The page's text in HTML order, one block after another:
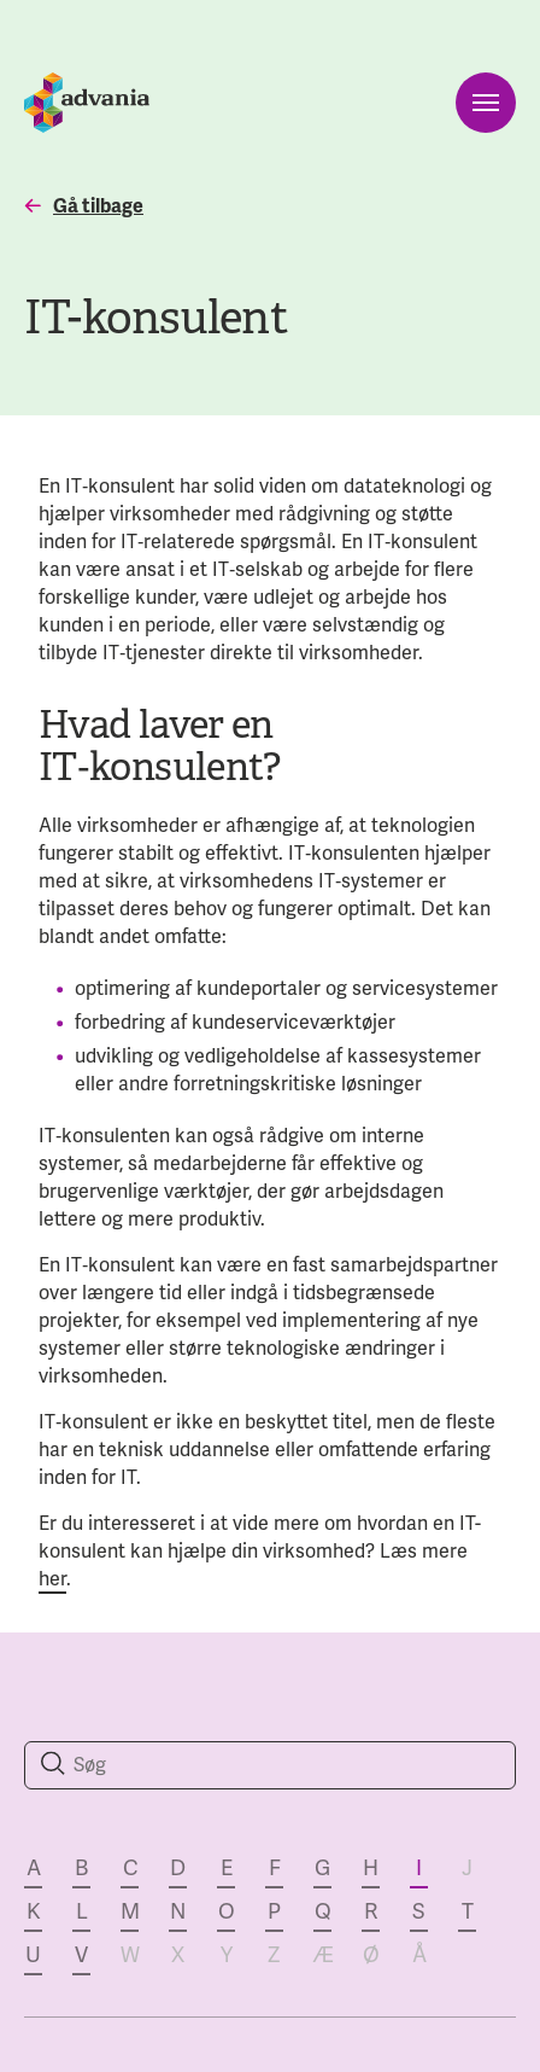
Gå tilbage
IT-konsulent
En IT‑konsulent har solid viden om datateknologi og
hjælper virksomheder med rådgivning og støtte
inden for IT‑relaterede spørgsmål. En IT‑konsulent
kan være ansat i et IT‑selskab og arbejde for flere
forskellige kunder, være udlejet og arbejde hos
kunden i en periode, eller være selvstændig og
tilbyde IT‑tjenester direkte til virksomheder.
Hvad laver en
IT‑konsulent?
Alle virksomheder er afhængige af, at teknologien
fungerer stabilt og effektivt. IT‑konsulenten hjælper
med at sikre, at virksomhedens IT‑systemer er
tilpasset deres behov og fungerer optimalt. Det kan
blandt andet omfatte:
optimering af kundeportaler og servicesystemer
forbedring af kundeserviceværktøjer
udvikling og vedligeholdelse af kassesystemer
eller andre forretningskritiske løsninger
IT‑konsulenten kan også rådgive om interne
systemer, så medarbejderne får effektive og
brugervenlige værktøjer, der gør arbejdsdagen
lettere og mere produktiv.
En IT‑konsulent kan være en fast samarbejdspartner
over længere tid eller indgå i tidsbegrænsede
projekter, for eksempel ved implementering af nye
systemer eller større teknologiske ændringer i
virksomheden.
IT‑konsulent er ikke en beskyttet titel, men de fleste
har en teknisk uddannelse eller omfattende erfaring
inden for IT.
Er du interesseret i at vide mere om hvordan en IT-
konsulent kan hjælpe din virksomhed? Læs mere
her.
A B C D E F G H I
J
K
L M N O P Q R S
T
U
V W X Y Z Æ Ø Å